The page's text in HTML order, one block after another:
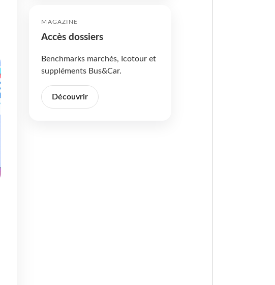
MAGAZINE
Accès dossiers
Benchmarks marchés, Icotour et
suppléments Bus&Car.
Découvrir